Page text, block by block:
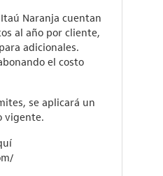
Naranja cuentan
al año por cliente,
adicionales.
el costo
se aplicará un
vigente.